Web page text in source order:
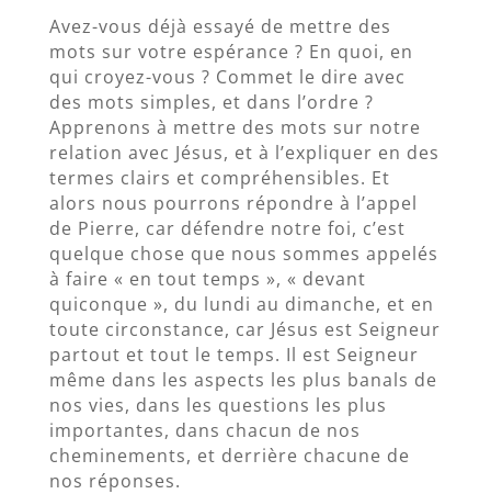
Avez-vous déjà essayé de mettre des
mots sur votre espérance ? En quoi, en
qui croyez-vous ? Commet le dire avec
des mots simples, et dans l’ordre ?
Apprenons à mettre des mots sur notre
relation avec Jésus, et à l’expliquer en des
termes clairs et compréhensibles. Et
alors nous pourrons répondre à l’appel
de Pierre, car défendre notre foi, c’est
quelque chose que nous sommes appelés
à faire « en tout temps », « devant
quiconque », du lundi au dimanche, et en
toute circonstance, car Jésus est Seigneur
partout et tout le temps. Il est Seigneur
même dans les aspects les plus banals de
nos vies, dans les questions les plus
importantes, dans chacun de nos
cheminements, et derrière chacune de
nos réponses.